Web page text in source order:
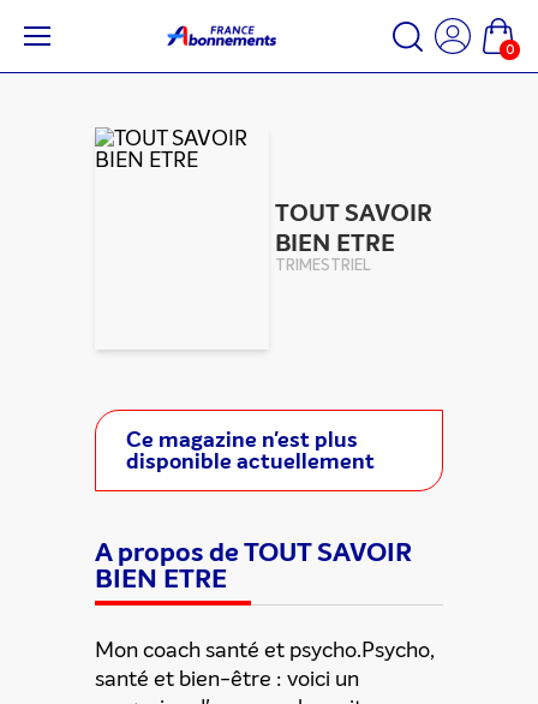
0
TOUT SAVOIR
BIEN ETRE
TRIMESTRIEL
Ce magazine n'est plus
disponible actuellement
A propos de TOUT SAVOIR
BIEN ETRE
Mon coach santé et psycho.Psycho,
santé et bien-être : voici un